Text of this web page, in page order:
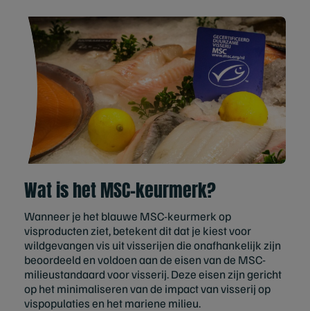
Wat is het MSC‑keurmerk?
Wanneer je het blauwe MSC-keurmerk op
visproducten ziet, betekent dit dat je kiest voor
wildgevangen vis uit visserijen die onafhankelijk zijn
beoordeeld en voldoen aan de eisen van de MSC-
milieustandaard voor visserij. Deze eisen zijn gericht
op het minimaliseren van de impact van visserij op
vispopulaties en het mariene milieu.